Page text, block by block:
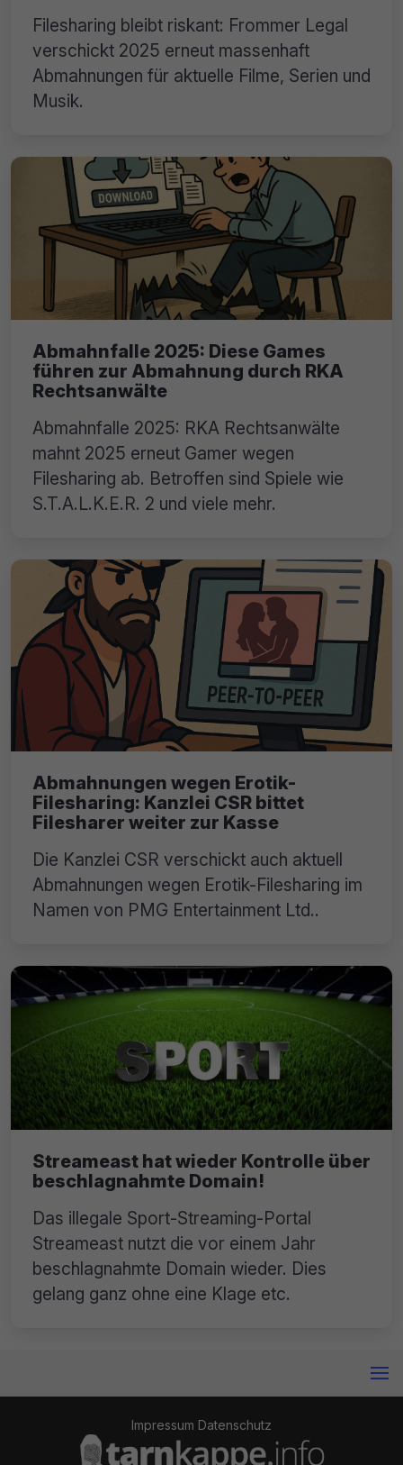
Filesharing bleibt riskant: Frommer Legal
verschickt 2025 erneut massenhaft
Abmahnungen für aktuelle Filme, Serien und
Musik.
Abmahnfalle 2025: Diese Games
führen zur Abmahnung durch RKA
Rechtsanwälte
Abmahnfalle 2025: RKA Rechtsanwälte
mahnt 2025 erneut Gamer wegen
Filesharing ab. Betroffen sind Spiele wie
S.T.A.L.K.E.R. 2 und viele mehr.
Abmahnungen wegen Erotik-
Filesharing: Kanzlei CSR bittet
Filesharer weiter zur Kasse
Die Kanzlei CSR verschickt auch aktuell
Abmahnungen wegen Erotik-Filesharing im
Namen von PMG Entertainment Ltd..
Streameast hat wieder Kontrolle über
beschlagnahmte Domain!
Das illegale Sport-Streaming-Portal
Streameast nutzt die vor einem Jahr
beschlagnahmte Domain wieder. Dies
gelang ganz ohne eine Klage etc.
Impressum Datenschutz